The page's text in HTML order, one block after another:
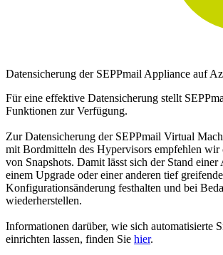
Datensicherung der SEPPmail Appliance auf
Für eine effektive Datensicherung stellt
Funktionen zur Verfügung.
Zur Datensicherung der SEPPmail Virtual
mit Bordmitteln des Hypervisors empfehlen wir
von Snapshots. Damit lässt sich der Stand
einem Upgrade oder einer anderen tief
Konfigurationsänderung festhalten und bei
wiederherstellen.
Informationen darüber, wie sich automatisierte
einrichten lassen, finden Sie hier.